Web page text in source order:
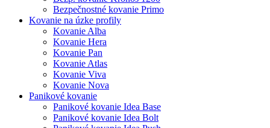
Bezpečnostné kovanie Primo
Kovanie na úzke profily
Kovanie Alba
Kovanie Hera
Kovanie Pan
Kovanie Atlas
Kovanie Viva
Kovanie Nova
Panikové kovanie
Panikové kovanie Idea Base
Panikové kovanie Idea Bolt